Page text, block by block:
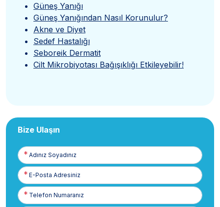
Güneş Yanığı
Güneş Yanığından Nasıl Korunulur?
Akne ve Diyet
Sedef Hastalığı
Seboreik Dermatit
Cilt Mikrobiyotası Bağışıklığı Etkileyebilir!
Bize Ulaşın
Adınız
Soyadınız
E-
Posta
Telefon
Numaranız